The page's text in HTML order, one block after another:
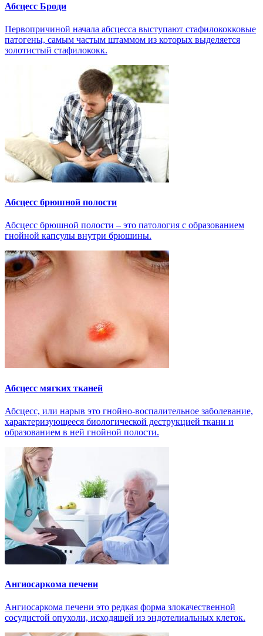
Абсцесс Броди
Первопричиной начала абсцесса выступают стафилококковые
патогены, самым частым штаммом из которых выделяется
золотистый стафилококк.
Абсцесс брюшной полости
Абсцесс брюшной полости – это патология с образованием
гнойной капсулы внутри брюшины.
Абсцесс мягких тканей
Абсцесс, или нарыв это гнойно-воспалительное заболевание,
характеризующееся биологической деструкцией ткани и
образованием в ней гнойной полости.
Ангиосаркома печени
Ангиосаркома печени это редкая форма злокачественной
сосудистой опухоли, исходящей из эндотелиальных клеток.